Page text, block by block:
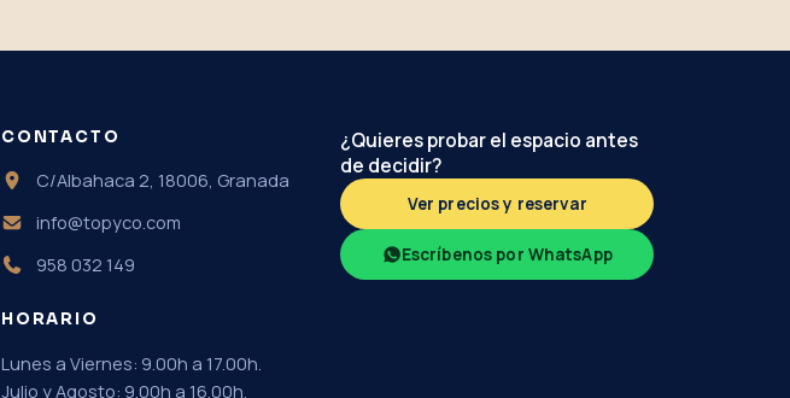
CONTACTO
C/Albahaca 2, 18006, Granada
info@topyco.com
958 032 149
HORARIO
Lunes a Viernes: 9.00h a 17.00h.
Julio y Agosto: 9.00h a 16.00h.
¿Quieres probar el espacio antes
de decidir?
Ver precios y reservar
Escríbenos por WhatsApp